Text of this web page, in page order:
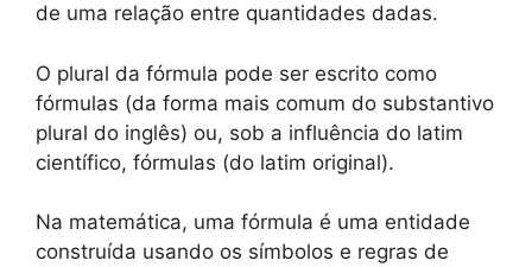
de uma relação entre quantidades dadas.
O plural da fórmula pode ser escrito como
fórmulas (da forma mais comum do substantivo
plural do inglês) ou, sob a influência do latim
científico, fórmulas (do latim original).
Na matemática, uma fórmula é uma entidade
construída usando os símbolos e regras de